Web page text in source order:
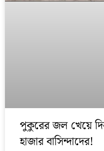
পুকুরের জল খেয়ে
হাজার বাসিন্দাদের!